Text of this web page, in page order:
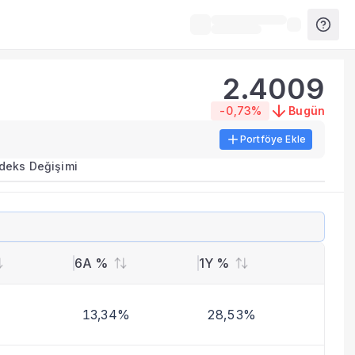
metrikleri listelenir.
benzer fonları inceleyebilirsiniz.
2.4009
-0,73% Bugün
Portföye Ekle
Değişimi
6A % 1Y %
13,34% 28,53%